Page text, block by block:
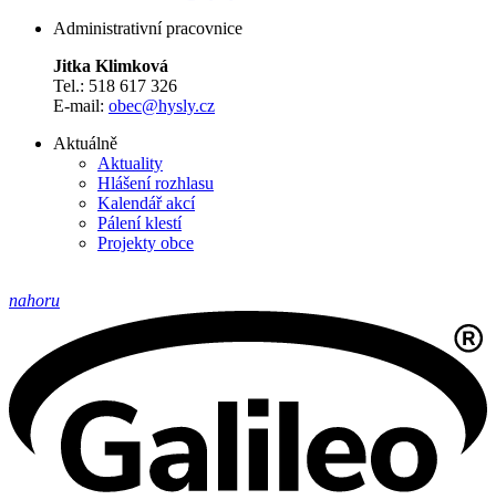
Administrativní pracovnice
Jitka Klimková
Tel.: 518 617 326
E-mail: obec@hysly.cz
Aktuálně
Aktuality
Hlášení rozhlasu
Kalendář akcí
Pálení klestí
Projekty obce
nahoru